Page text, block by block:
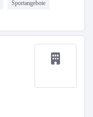
Sportangebote